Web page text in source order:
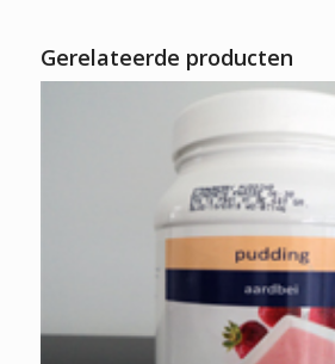
Gerelateerde producten